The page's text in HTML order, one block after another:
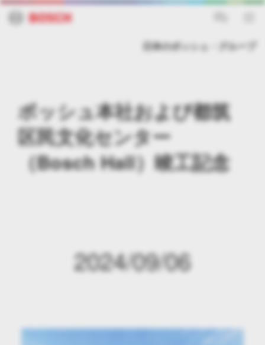
採用情報
世界のWebサイト
日本のボッシュ・グループ
ボッシュ本社および都筑
区民文化センター
（Bosch Hall）竣工記念
2024/09/06